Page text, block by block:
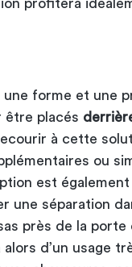
une forme et une
être placés
à cette
ou
est
une séparation
près de la porte
alors d’un usage